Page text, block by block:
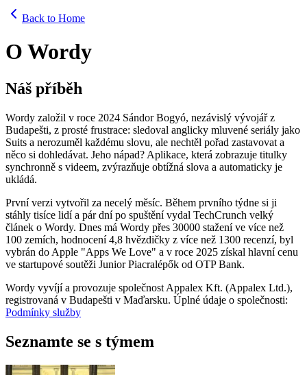
Back to Home
O Wordy
Náš příběh
Wordy založil v roce 2024 Sándor Bogyó, nezávislý vývojář z
Budapešti, z prosté frustrace: sledoval anglicky mluvené seriály jako
Suits a nerozuměl každému slovu, ale nechtěl pořad zastavovat a
něco si dohledávat. Jeho nápad? Aplikace, která zobrazuje titulky
synchronně s videem, zvýrazňuje obtížná slova a automaticky je
ukládá.
První verzi vytvořil za necelý měsíc. Během prvního týdne si ji
stáhly tisíce lidí a pár dní po spuštění vydal TechCrunch velký
článek o Wordy. Dnes má Wordy přes 30000 stažení ve více než
100 zemích, hodnocení 4,8 hvězdičky z více než 1300 recenzí, byl
vybrán do Apple "Apps We Love" a v roce 2025 získal hlavní cenu
ve startupové soutěži Junior Piacralépők od OTP Bank.
Wordy vyvíjí a provozuje společnost Appalex Kft. (Appalex Ltd.),
registrovaná v Budapešti v Maďarsku. Úplné údaje o společnosti:
Podmínky služby
Seznamte se s týmem